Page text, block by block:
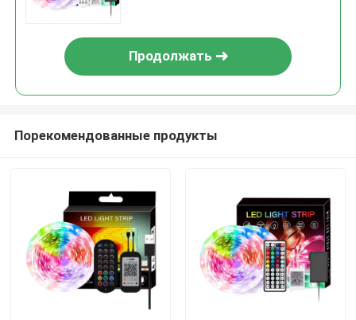
Дом
Продолжать
Порекомендованные продукты